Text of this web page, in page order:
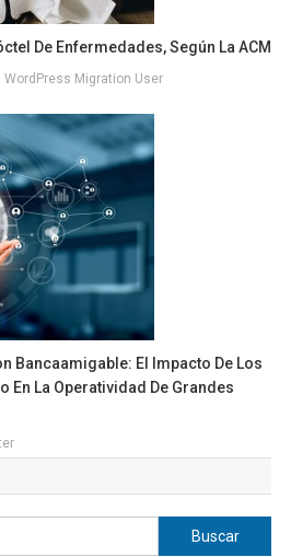
De Enfermedades, Según La ACM
WordPress Migration User
Bancaamigable: El Impacto De Los
En La Operatividad De Grandes
Buscar: